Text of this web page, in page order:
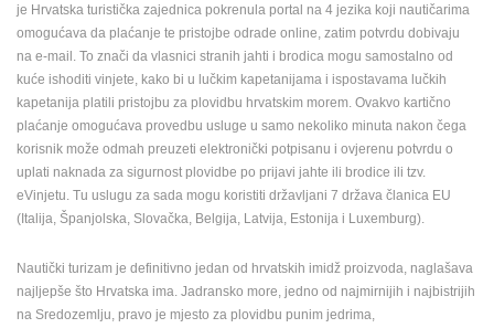
je Hrvatska turistička zajednica pokrenula portal na 4 jezika koji nautičarima
omogućava da plaćanje te pristojbe odrade online, zatim potvrdu dobivaju
na e-mail. To znači da vlasnici stranih jahti i brodica mogu samostalno od
kuće ishoditi vinjete, kako bi u lučkim kapetanijama i ispostavama lučkih
kapetanija platili pristojbu za plovidbu hrvatskim morem. Ovakvo kartično
plaćanje omogućava provedbu usluge u samo nekoliko minuta nakon čega
korisnik može odmah preuzeti elektronički potpisanu i ovjerenu potvrdu o
uplati naknada za sigurnost plovidbe po prijavi jahte ili brodice ili tzv.
eVinjetu. Tu uslugu za sada mogu koristiti državljani 7 država članica EU
(Italija, Španjolska, Slovačka, Belgija, Latvija, Estonija i Luxemburg).
Nautički turizam je definitivno jedan od hrvatskih imidž proizvoda, naglašava
najljepše što Hrvatska ima. Jadransko more, jedno od najmirnijih i najbistrijih
na Sredozemlju, pravo je mjesto za plovidbu punim jedrima,